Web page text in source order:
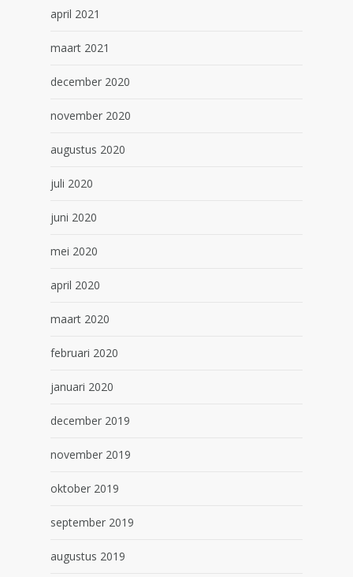
april 2021
maart 2021
december 2020
november 2020
augustus 2020
juli 2020
juni 2020
mei 2020
april 2020
maart 2020
februari 2020
januari 2020
december 2019
november 2019
oktober 2019
september 2019
augustus 2019